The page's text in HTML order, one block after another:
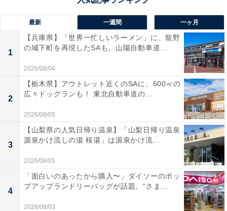
最新 一週間 一ヶ月
1
【兵庫県】「世界一忙しいラーメン」に、龍野
の城下町を再現したSAも。山陽自動車道...
2026/08/04
2
【栃木県】アウトレット近くのSAに、600㎡の
広々ドッグランも！ 東北自動車道の...
2026/08/05
3
【山梨県の人気日帰り温泉】「山梨日帰り温泉
源泉かけ流しの湯 桜湯」は源泉かけ流...
2026/08/05
4
「面白いのあったから購入〜」ダイソーのポッ
プアップランドリーバッグが話題。“さま...
2026/08/03